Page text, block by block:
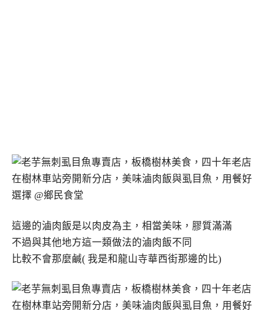
這邊的滷肉飯是以肉皮為主，相當美味，膠質滿滿
不過與其他地方這一類做法的滷肉飯不同
比較不會那麼鹹( 我是和龍山寺華西街那邊的比)